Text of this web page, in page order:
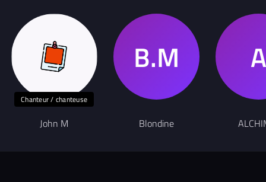
Chanteur / chanteuse
John M Blondine